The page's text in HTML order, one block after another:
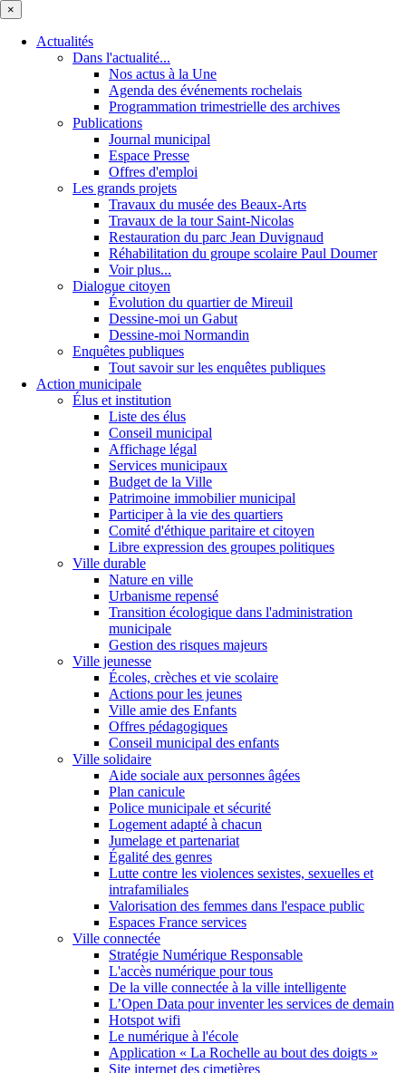
×
Actualités
Dans l'actualité...
Nos actus à la Une
Agenda des événements rochelais
Programmation trimestrielle des archives
Publications
Journal municipal
Espace Presse
Offres d'emploi
Les grands projets
Travaux du musée des Beaux-Arts
Travaux de la tour Saint-Nicolas
Restauration du parc Jean Duvignaud
Réhabilitation du groupe scolaire Paul Doumer
Voir plus...
Dialogue citoyen
Évolution du quartier de Mireuil
Dessine-moi un Gabut
Dessine-moi Normandin
Enquêtes publiques
Tout savoir sur les enquêtes publiques
Action municipale
Élus et institution
Liste des élus
Conseil municipal
Affichage légal
Services municipaux
Budget de la Ville
Patrimoine immobilier municipal
Participer à la vie des quartiers
Comité d'éthique paritaire et citoyen
Libre expression des groupes politiques
Ville durable
Nature en ville
Urbanisme repensé
Transition écologique dans l'administration
municipale
Gestion des risques majeurs
Ville jeunesse
Écoles, crèches et vie scolaire
Actions pour les jeunes
Ville amie des Enfants
Offres pédagogiques
Conseil municipal des enfants
Ville solidaire
Aide sociale aux personnes âgées
Plan canicule
Police municipale et sécurité
Logement adapté à chacun
Jumelage et partenariat
Égalité des genres
Lutte contre les violences sexistes, sexuelles et
intrafamiliales
Valorisation des femmes dans l'espace public
Espaces France services
Ville connectée
Stratégie Numérique Responsable
L'accès numérique pour tous
De la ville connectée à la ville intelligente
L’Open Data pour inventer les services de demain
Hotspot wifi
Le numérique à l'école
Application « La Rochelle au bout des doigts »
Site internet des cimetières